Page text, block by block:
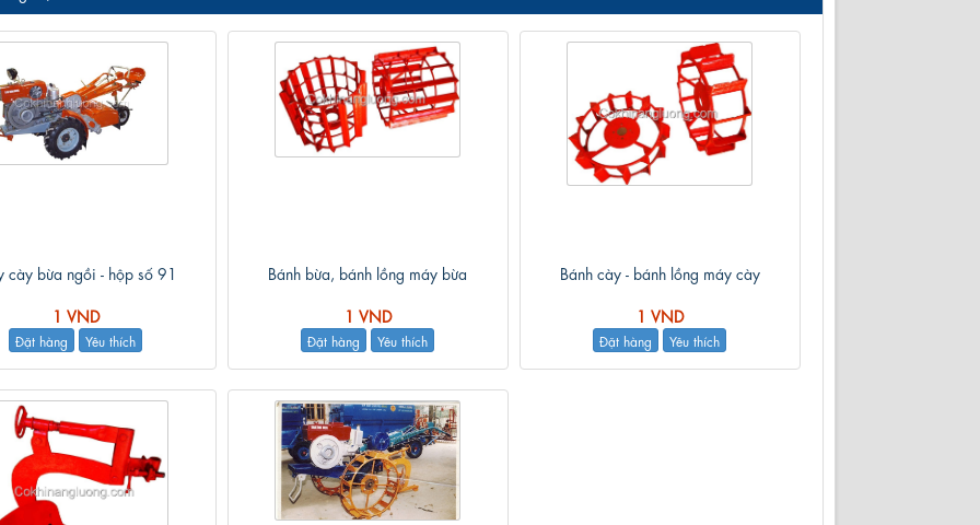
cày bừa ngồi - hộp số 91
1 VND
Đặt hàng Yêu thích
Bánh bừa, bánh lồng máy bừa
1 VND
Đặt hàng Yêu thích
Bánh cày - bánh lồng máy cày
1 VND
Đặt hàng Yêu thích